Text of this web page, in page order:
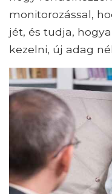
monitorozással,
jét, és tudja,
kezelni, új adag